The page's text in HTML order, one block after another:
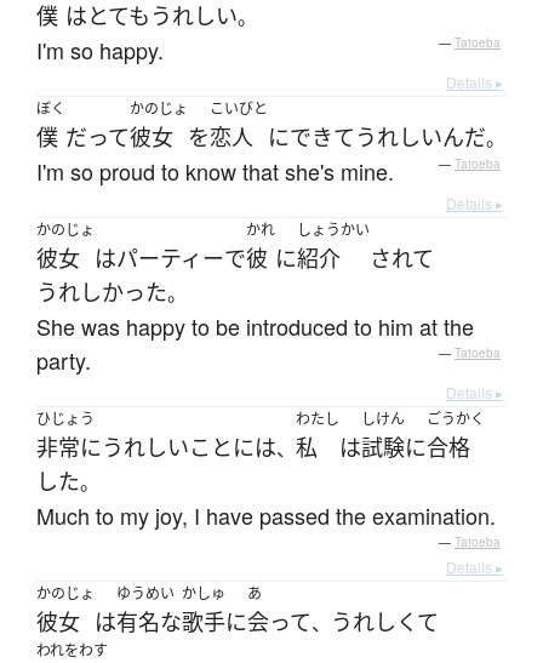
僕 はとても うれしい。
I'm so happy. — Tatoeba
Details ▸
ぼく
僕 だって
かのじょ
彼女 を
こいびと
恋人 にできて うれしいんだ。
I'm so proud to know that she's mine. — Tatoeba
Details ▸
かのじょ
彼女 はパーティーで
かれ
彼 に
しょうかい
紹介
されて
うれしかった。
She was happy to be introduced to him at the
party.
— Tatoeba
Details ▸
ひじょう
非常にうれしいことには、
わたし
私 は
しけん
試験に
ごうかく
合格
した。
Much to my joy, I have passed the examination.
— Tatoeba
Details ▸
かのじょ
彼女 は
ゆうめい
有名な
かしゅ
歌手に
あ
会って、 うれしくて
われをわす